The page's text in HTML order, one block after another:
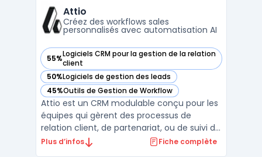
multiplier les outils. De nombreuses petites
entrep ...
Attio
Créez des workflows sales
personnalisés avec automatisation AI
55%Logiciels CRM pour la gestion de la relation
client
— voir Attio dans cette catégorie
50%Logiciels de gestion des leads
— voir Attio dans cette catégorie
45%Outils de Gestion de Workflow
— voir Attio dans cette catégorie
Attio est un CRM modulable conçu pour les
équipes qui gèrent des processus de
relation client, de partenariat, ou de suivi de
transactions. Sa structure s'appuie sur un
Plus d’infos Fiche complète